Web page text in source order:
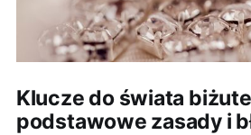
Klucze do świata
podstawowe zasady i